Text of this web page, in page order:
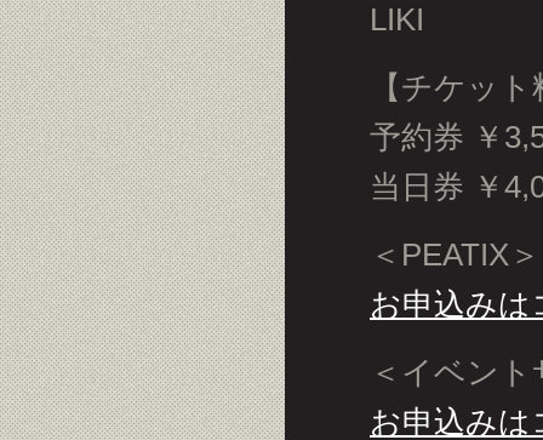
LIKI
【チケッ
予約券 ￥
当日券 ￥
＜PEATIX＞
お申込みは
＜イベン
お申込みは